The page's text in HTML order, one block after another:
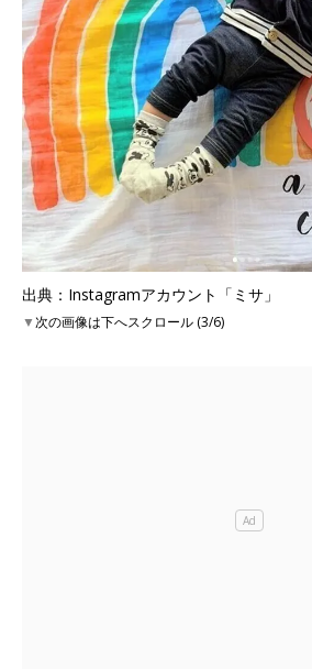
出典：Instagramアカウント「ミサ」
▼次の画像は下へスクロール (3/6)